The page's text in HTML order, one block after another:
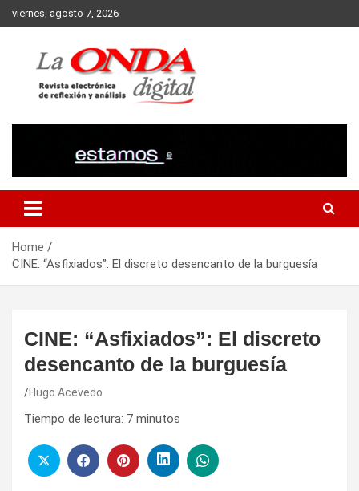
Skip
to
viernes, agosto 7, 2026
Home
CINE: “Asfixiados”: El discreto desencanto de la burguesía
CINE: “Asfixiados”: El discreto
desencanto de la burguesía
Hugo Acevedo
Tiempo de lectura: 7 minutos